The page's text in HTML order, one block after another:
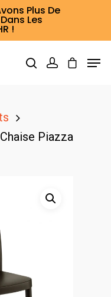
Plus De
Les
!
to close
Chaise Piazza